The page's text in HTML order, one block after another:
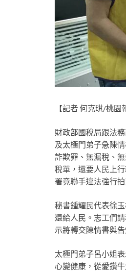
【記者 何克琪/桃園
財政部國稅局跟法
及太極門弟子急陳
詐欺罪、無漏稅、
稅單，還要人民上
署竟聯手違法強行
秘書鍾耀民代表徐
還給人民。志工們
示將轉交陳情書與
太極門弟子呂小姐
心變健康，從愛鑽